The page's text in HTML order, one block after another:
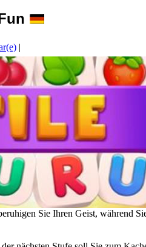
|
Sie Ihren Geist, während